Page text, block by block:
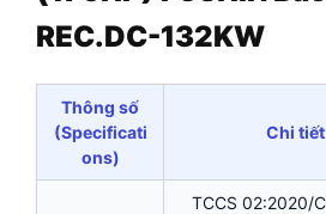
REC.DC-132KW
Thông số
(Specificati
ons)
Chi
TCCS 02:2020/